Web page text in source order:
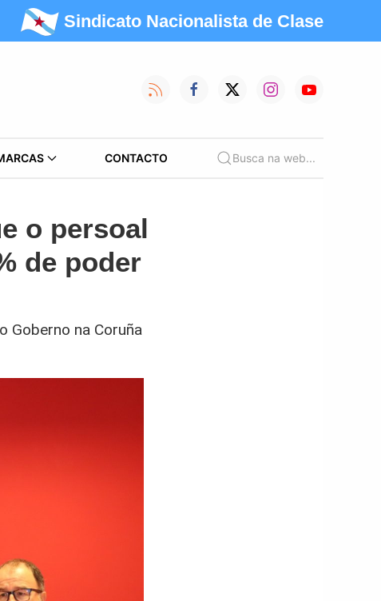
Sindicato Nacionalista de Clase
CONTACTO Busca na web...
o persoal
de poder
Goberno na Coruña